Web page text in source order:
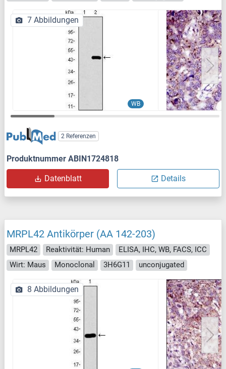
WB
7 Abbildungen
2 Referenzen
Produktnummer ABIN1724818
Datenblatt Details
MRPL42 Antikörper (AA 142-203)
MRPL42 Reaktivität: Human
ELISA, IHC, WB, FACS, ICC
Wirt: Maus
Monoclonal 3H6G11 unconjugated
8 Abbildungen